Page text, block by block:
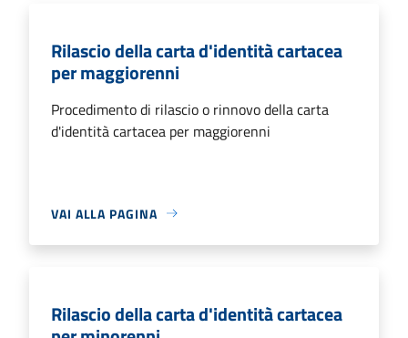
Rilascio della carta d'identità cartacea
per maggiorenni
Procedimento di rilascio o rinnovo della carta
d'identità cartacea per maggiorenni
VAI ALLA PAGINA
Rilascio della carta d'identità cartacea